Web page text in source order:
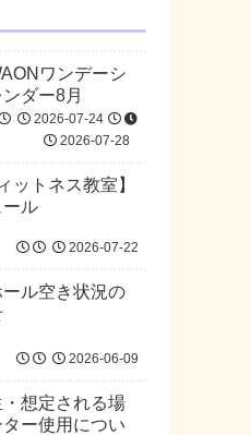
ワンデーシ
ダー8月
2026-07-24
2026-07-28
ットネス教室】
ール
2026-07-22
ル空き状況の
2026-06-09
想定される場
ー使用につい